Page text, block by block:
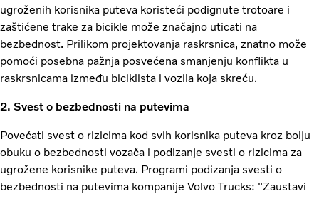
ugroženih korisnika puteva koristeći podignute trotoare i
zaštićene trake za bicikle može značajno uticati na
bezbednost. Prilikom projektovanja raskrsnica, znatno može
pomoći posebna pažnja posvećena smanjenju konflikta u
raskrsnicama između biciklista i vozila koja skreću.
2. Svest o bezbednosti na putevima
Povećati svest o rizicima kod svih korisnika puteva kroz bolju
obuku o bezbednosti vozača i podizanje svesti o rizicima za
ugrožene korisnike puteva. Programi podizanja svesti o
bezbednosti na putevima kompanije Volvo Trucks: "Zaustavi